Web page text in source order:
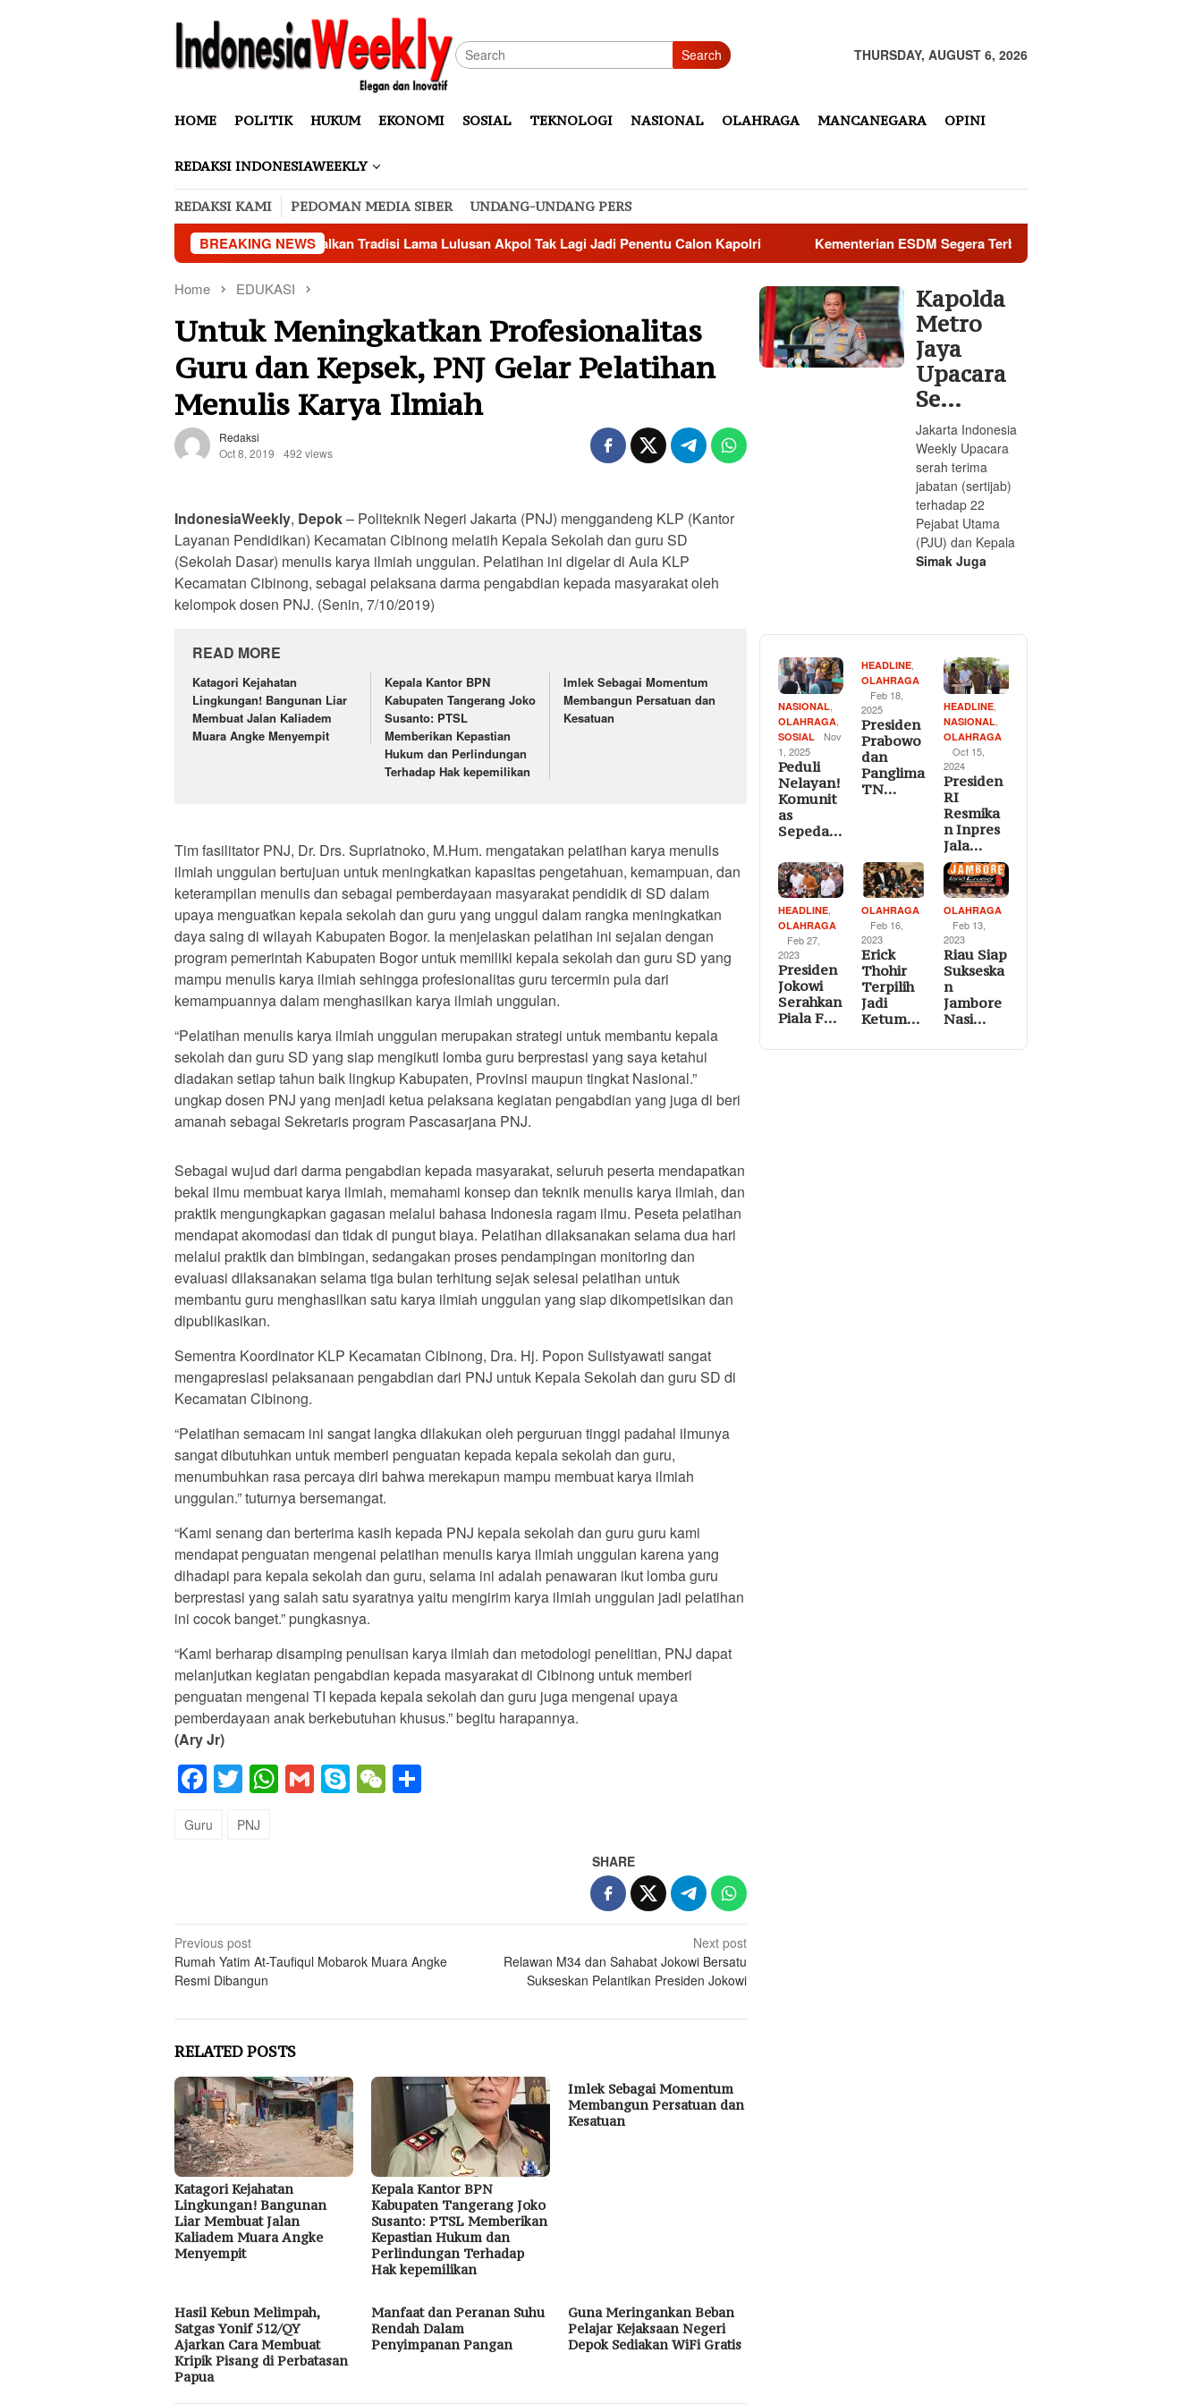
Search THURSDAY, AUGUST 6, 2026
HOME POLITIK HUKUM EKONOMI SOSIAL TEKNOLOGI NASIONAL OLAHRAGA MANCANEGARA OPINI
REDAKSI INDONESIAWEEKLY
REDAKSI KAMI PEDOMAN MEDIA SIBER UNDANG-UNDANG PERS
BREAKING NEWS
Tinggalkan Tradisi Lama Lulusan Akpol Tak Lagi Jadi Penentu Calon Kapolri Kementerian ESDM Segera Terbitkan SK BBM Rp 15.000 Per liter
Home EDUKASI
Untuk Meningkatkan Profesionalitas
Guru dan Kepsek, PNJ Gelar Pelatihan
Menulis Karya Ilmiah
Redaksi
Oct 8, 2019
492 views
IndonesiaWeekly, Depok– Politeknik Negeri Jakarta (PNJ) menggandeng KLP (Kantor
Layanan Pendidikan) Kecamatan Cibinong melatih Kepala Sekolah dan guru SD
(Sekolah Dasar) menulis karya ilmiah unggulan. Pelatihan ini digelar di Aula KLP
Kecamatan Cibinong, sebagai pelaksana darma pengabdian kepada masyarakat oleh
kelompok dosen PNJ. (Senin, 7/10/2019)
READ MORE
Katagori Kejahatan
Lingkungan! Bangunan Liar
Membuat Jalan Kaliadem
Muara Angke Menyempit
Kepala Kantor BPN
Kabupaten Tangerang Joko
Susanto: PTSL
Memberikan Kepastian
Hukum dan Perlindungan
Terhadap Hak kepemilikan
Imlek Sebagai Momentum
Membangun Persatuan dan
Kesatuan
Tim fasilitator PNJ, Dr. Drs. Supriatnoko, M.Hum. mengatakan pelatihan karya menulis
ilmiah unggulan bertujuan untuk meningkatkan kapasitas pengetahuan, kemampuan, dan
keterampilan menulis dan sebagai pemberdayaan masyarakat pendidik di SD dalam
upaya menguatkan kepala sekolah dan guru yang unggul dalam rangka meningkatkan
daya saing di wilayah Kabupaten Bogor. Ia menjelaskan pelatihan ini sejalan dengan
program pemerintah Kabupaten Bogor untuk memiliki kepala sekolah dan guru SD yang
mampu menulis karya ilmiah sehingga profesionalitas guru tercermin pula dari
kemampuannya dalam menghasilkan karya ilmiah unggulan.
“Pelatihan menulis karya ilmiah unggulan merupakan strategi untuk membantu kepala
sekolah dan guru SD yang siap mengikuti lomba guru berprestasi yang saya ketahui
diadakan setiap tahun baik lingkup Kabupaten, Provinsi maupun tingkat Nasional.”
ungkap dosen PNJ yang menjadi ketua pelaksana kegiatan pengabdian yang juga di beri
amanah sebagai Sekretaris program Pascasarjana PNJ.
Sebagai wujud dari darma pengabdian kepada masyarakat, seluruh peserta mendapatkan
bekal ilmu membuat karya ilmiah, memahami konsep dan teknik menulis karya ilmiah, dan
praktik mengungkapkan gagasan melalui bahasa Indonesia ragam ilmu. Peseta pelatihan
mendapat akomodasi dan tidak di pungut biaya. Pelatihan dilaksanakan selama dua hari
melalui praktik dan bimbingan, sedangakan proses pendampingan monitoring dan
evaluasi dilaksanakan selama tiga bulan terhitung sejak selesai pelatihan untuk
membantu guru menghasilkan satu karya ilmiah unggulan yang siap dikompetisikan dan
dipublikasikan.
Sementra Koordinator KLP Kecamatan Cibinong, Dra. Hj. Popon Sulistyawati sangat
mengapresiasi pelaksanaan pengabdian dari PNJ untuk Kepala Sekolah dan guru SD di
Kecamatan Cibinong.
“Pelatihan semacam ini sangat langka dilakukan oleh perguruan tinggi padahal ilmunya
sangat dibutuhkan untuk memberi penguatan kepada kepala sekolah dan guru,
menumbuhkan rasa percaya diri bahwa merekapun mampu membuat karya ilmiah
unggulan.” tuturnya bersemangat.
“Kami senang dan berterima kasih kepada PNJ kepala sekolah dan guru guru kami
mendapat penguatan mengenai pelatihan menulis karya ilmiah unggulan karena yang
dihadapi para kepala sekolah dan guru, selama ini adalah penawaran ikut lomba guru
berprestasi yang salah satu syaratnya yaitu mengirim karya ilmiah unggulan jadi pelatihan
ini cocok banget.” pungkasnya.
“Kami berharap disamping penulisan karya ilmiah dan metodologi penelitian, PNJ dapat
melanjutkan kegiatan pengabdian kepada masyarakat di Cibinong untuk memberi
penguatan mengenai TI kepada kepala sekolah dan guru juga mengenai upaya
pemberdayaan anak berkebutuhan khusus.” begitu harapannya.
(Ary Jr)
Facebook
Twitter
WhatsApp
GmailSkypeWeChat
Guru PNJ
SHARE
Post
navigation
Previous post
Rumah Yatim At-Taufiqul Mobarok Muara Angke
Resmi Dibangun
Next post
Relawan M34 dan Sahabat Jokowi Bersatu
Sukseskan Pelantikan Presiden Jokowi
RELATED POSTS
Katagori Kejahatan
Lingkungan! Bangunan
Liar Membuat Jalan
Kaliadem Muara Angke
Menyempit
Kepala Kantor BPN
Kabupaten Tangerang Joko
Susanto: PTSL Memberikan
Kepastian Hukum dan
Perlindungan Terhadap
Hak kepemilikan
Imlek Sebagai Momentum
Membangun Persatuan dan
Kesatuan
Hasil Kebun Melimpah,
Satgas Yonif 512/QY
Ajarkan Cara Membuat
Kripik Pisang di Perbatasan
Papua
Manfaat dan Peranan Suhu
Rendah Dalam
Penyimpanan Pangan
Guna Meringankan Beban
Pelajar Kejaksaan Negeri
Depok Sediakan WiFi Gratis
Kapolda
Metro
Jaya
Upacara
Se…
Jakarta Indonesia
Weekly Upacara
serah terima
jabatan (sertijab)
terhadap 22
Pejabat Utama
(PJU) dan Kepala
Simak Juga
NASIONAL
OLAHRAGA
SOSIAL
Nov
1, 2025
Peduli
Nelayan!
Komunit
as
Sepeda…
HEADLINE,
OLAHRAGA
Feb 18,
2025
Presiden
Prabowo
dan
Panglima
TN…
HEADLINE
NASIONAL
OLAHRAGA
Oct 15,
2024
Presiden
RI
Resmika
n Inpres
Jala…
HEADLINE,
OLAHRAGA
Feb 27,
2023
Presiden
Jokowi
Serahkan
Piala F…
OLAHRAGA
Feb 16,
2023
Erick
Thohir
Terpilih
Jadi
Ketum…
OLAHRAGA
Feb 13,
2023
Riau Siap
Sukseska
n
Jambore
Nasi…